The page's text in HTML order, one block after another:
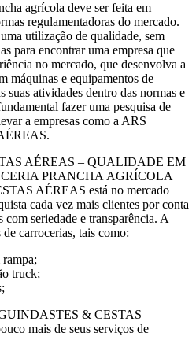
agrícola deve ser feita em
regulamentadoras do mercado.
utilização de qualidade, sem
para encontrar uma empresa que
no mercado, que desenvolva a
máquinas e equipamentos de
suas atividades dentro das normas e
fazer uma pesquisa de
a empresas como a ARS
AÉREAS – QUALIDADE EM
PRANCHA AGRÍCOLA
AÉREAS está no mercado
cada vez mais clientes por conta
seriedade e transparência. A
carrocerias, tais como:
truck;
& CESTAS
mais de seus serviços de